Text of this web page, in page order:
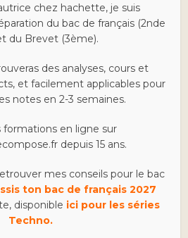
chez hachette, je suis
du bac de français (2nde
du Brevet (3ème).
des analyses, cours et
et facilement applicables pour
notes en 2-3 semaines.
formations en ligne sur
depuis 15 ans.
mes conseils pour le bac
ton bac de français 2027
disponible ici pour les séries
Techno.